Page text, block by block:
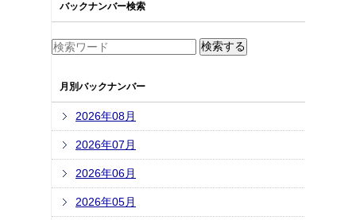
バックナンバー検索
月別バックナンバー
2026年08月
2026年07月
2026年06月
2026年05月